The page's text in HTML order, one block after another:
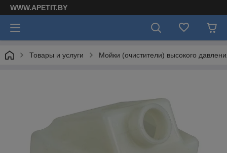
WWW.APETIT.BY
Товары и услуги Мойки (очистители) высокого